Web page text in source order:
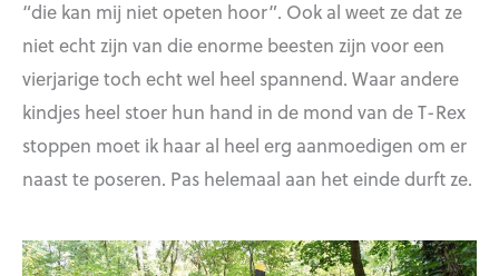
“die kan mij niet opeten hoor”. Ook al weet ze dat ze
niet echt zijn van die enorme beesten zijn voor een
vierjarige toch echt wel heel spannend. Waar andere
kindjes heel stoer hun hand in de mond van de T-Rex
stoppen moet ik haar al heel erg aanmoedigen om er
naast te poseren. Pas helemaal aan het einde durft ze.